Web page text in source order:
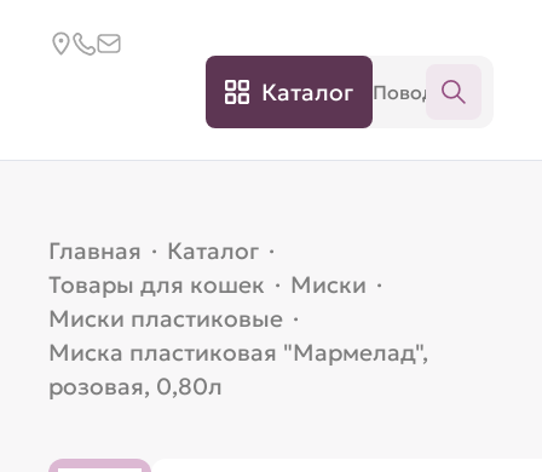
Каталог
Главная · Каталог ·
Товары для кошек · Миски ·
Миски пластиковые ·
Миска пластиковая "Мармелад",
розовая, 0,80л